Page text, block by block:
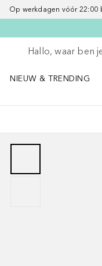
Op werkdagen vóór 22:00
Ga terug
Zoekopdracht uitvoeren
NIEUW & TRENDING